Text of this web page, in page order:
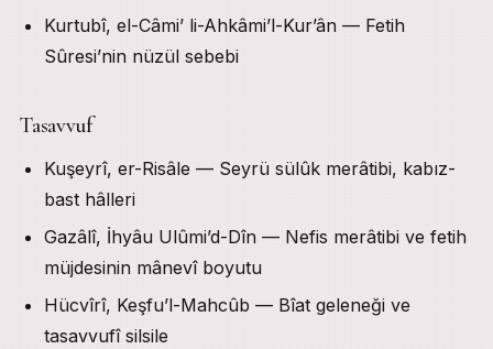
Kurtubî, el-Câmi’ li-Ahkâmi’l-Kur’ân — Fetih
Sûresi’nin nüzül sebebi
Tasavvuf
Kuşeyrî, er-Risâle — Seyrü sülûk merâtibi, kabız-
bast hâlleri
Gazâlî, İhyâu Ulûmi’d-Dîn — Nefis merâtibi ve fetih
müjdesinin mânevî boyutu
Hücvîrî, Keşfu’l-Mahcûb — Bîat geleneği ve
tasavvufî silsile